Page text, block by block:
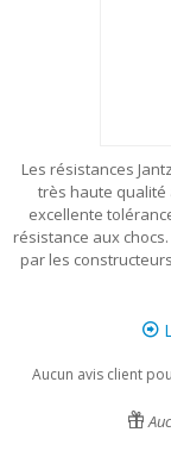
Les résistances
très haute qualité
excellente
résistance aux
par les
Aucun avis client